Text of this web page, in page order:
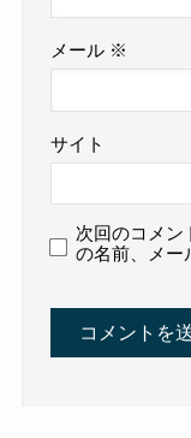
メール ※
サイト
次回のコメン
の名前、メー